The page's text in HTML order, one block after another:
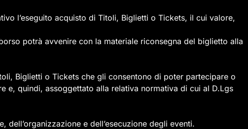
l’eseguito acquisto di Titoli, Biglietti o Tickets, il cui valore,
potrà avvenire con la materiale riconsegna del biglietto alla
Biglietti o Tickets che gli consentono di poter partecipare o
e, quindi, assoggettato alla relativa normativa di cui al D.Lgs
e dell’esecuzione degli eventi.